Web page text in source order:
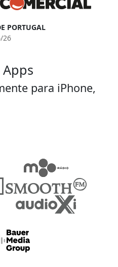
PORTUGAL
26
para iPhone,